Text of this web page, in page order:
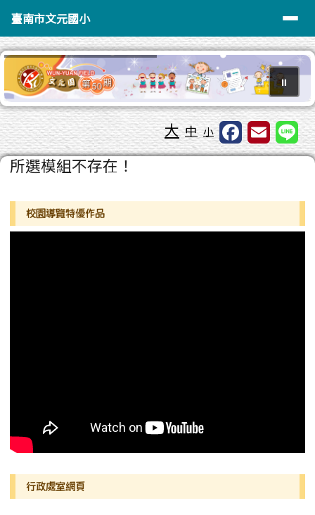
跳至主內容區
臺南市文元國小
導覽列
臺南市文元國小
⏸
工具列 大 中 小
主內容區域
所選模組不存在！
左邊區域內容
校園導覽特優作品
行政處室網頁
頁尾區域